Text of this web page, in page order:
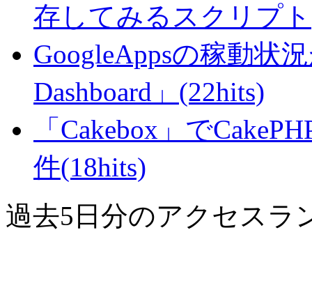
存してみるスクリプ
GoogleAppsの稼動状
Dashboard」(22hits)
「Cakebox」で
件(18hits)
過去5日分のアクセスラ